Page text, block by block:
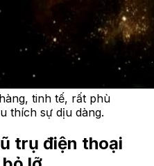
tinh tế, rất phù
thích sự dịu dàng.
trụ điện thoại